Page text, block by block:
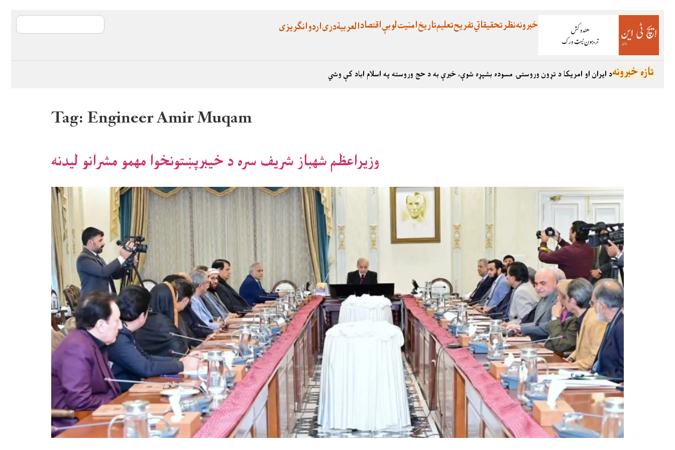
اقتصادلوبېامنیتتاریختعلیمتفریحتحقیقاتينظرخبرونه انگریزیاردودریالعربية
د ایران او امریکا د تړون وروستۍ مسوده بشپړه شوې، خبرې به د حج وروسته په اسلام اباد کې وشيتازه خبرونه
Tag:Engineer Amir Muqam
وزیراعظم شهباز شریف سره د خیبرپښتونخوا مهمو مشرانو لیدنه